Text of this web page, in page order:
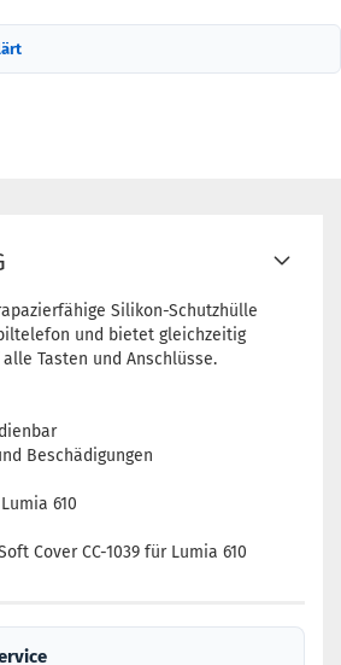
Silikon-Schutzhülle
und bietet gleichzeitig
Tasten und Anschlüsse.
Beschädigungen
610
Cover CC-1039 für Lumia 610